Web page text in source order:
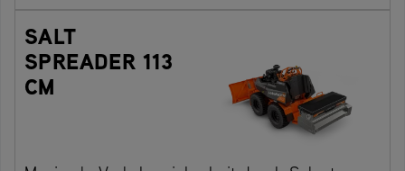
SALT
SPREADER 113
CM